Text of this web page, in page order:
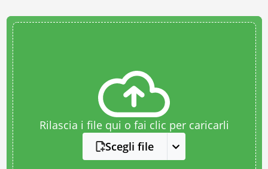
Rilascia i file qui o fai clic per caricarli
Scegli file